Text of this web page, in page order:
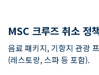
MSC 크루즈 취소 정
음료 패키지, 기항지 관광
(레스토랑, 스파 등 포함).